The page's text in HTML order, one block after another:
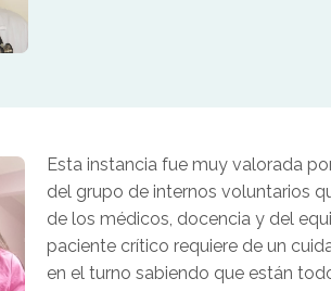
Esta instancia fue muy valorada
del grupo de internos voluntarios
de los médicos, docencia y del
paciente crítico requiere de un
en el turno sabiendo que están